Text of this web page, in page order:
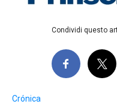
Condividi questo
Crónica